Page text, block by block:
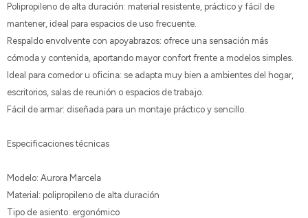
Polipropileno de alta duración: material resistente, práctico y fácil de
mantener, ideal para espacios de uso frecuente.
Respaldo envolvente con apoyabrazos: ofrece una sensación más
cómoda y contenida, aportando mayor confort frente a modelos simples.
Ideal para comedor u oficina: se adapta muy bien a ambientes del hogar,
escritorios, salas de reunión o espacios de trabajo.
Fácil de armar: diseñada para un montaje práctico y sencillo.
Especificaciones técnicas
Modelo: Aurora Marcela
Material: polipropileno de alta duración
Tipo de asiento: ergonómico